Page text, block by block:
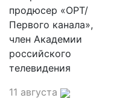
продюсер «ОРТ/
Первого канала»,
член Академии
российского
телевидения
11 августа